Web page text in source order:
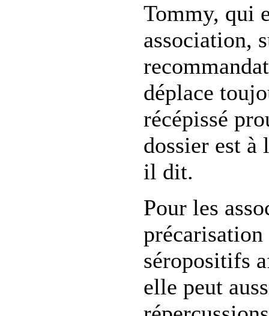
Tommy, qui
association,
déplace
récépissé
dossier est à
il dit.
Pour les
précarisation
séropositifs
elle peut